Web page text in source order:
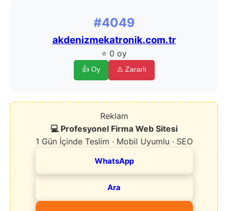
#4049
akdenizmekatronik.com.tr
⭐ 0 oy
👍 Oy ⚠️ Zararlı
Reklam
💻 Profesyonel Firma Web Sitesi
1 Gün İçinde Teslim · Mobil Uyumlu · SEO
WhatsApp
Ara